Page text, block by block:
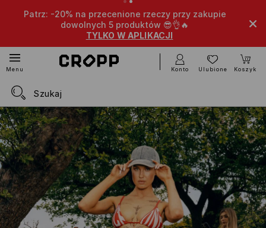
Patrz: -20% na przecenione rzeczy przy zakupie
dowolnych 5 produktów 😎👌🔥
TYLKO W APLIKACJI
Menu Konto Ulubione Koszyk